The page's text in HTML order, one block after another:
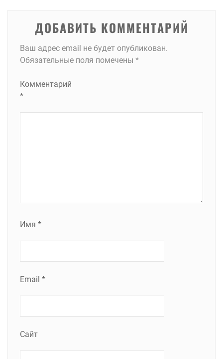
ДОБАВИТЬ КОММЕНТАРИЙ
Ваш адрес email не будет опубликован.
Обязательные поля помечены *
Комментарий
*
Имя *
Email *
Сайт